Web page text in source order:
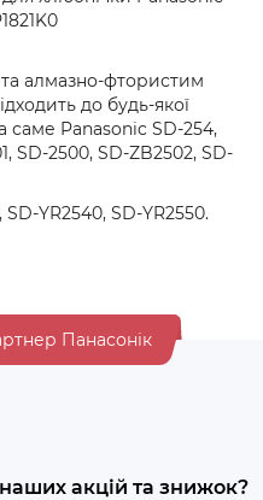
алмазно-фтористим
до будь-якої
саме Panasonic SD-254,
SD-2500, SD-ZB2502, SD-
YR2540, SD-YR2550.
Панасонік
наших акцій та знижок?